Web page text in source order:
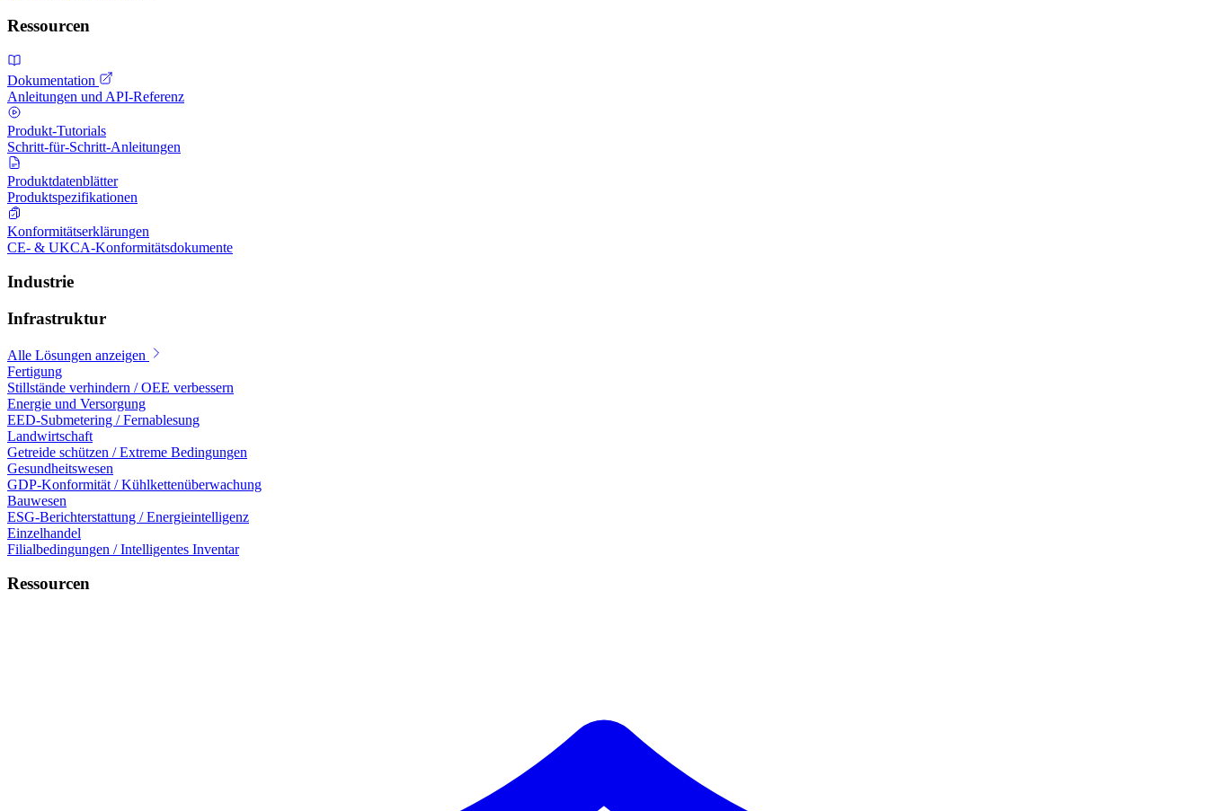
Ressourcen
Dokumentation
Anleitungen und API-Referenz
Produkt-Tutorials
Schritt-für-Schritt-Anleitungen
Produktdatenblätter
Produktspezifikationen
Konformitätserklärungen
CE- & UKCA-Konformitätsdokumente
Industrie
Infrastruktur
Alle Lösungen anzeigen
Fertigung
Stillstände verhindern / OEE verbessern
Energie und Versorgung
EED-Submetering / Fernablesung
Landwirtschaft
Getreide schützen / Extreme Bedingungen
Gesundheitswesen
GDP-Konformität / Kühlkettenüberwachung
Bauwesen
ESG-Berichterstattung / Energieintelligenz
Einzelhandel
Filialbedingungen / Intelligentes Inventar
Ressourcen